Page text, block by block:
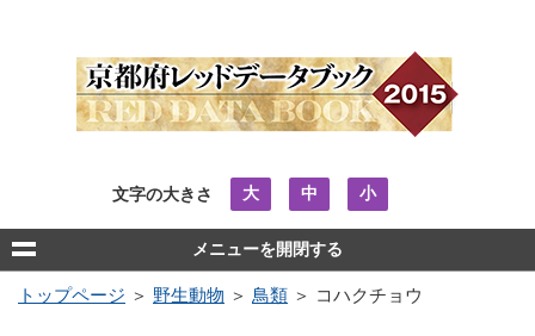
文字の大きさ 大 中 小
メニューを開閉する
トップページ ＞ 野生動物 ＞ 鳥類 ＞ コハクチョウ